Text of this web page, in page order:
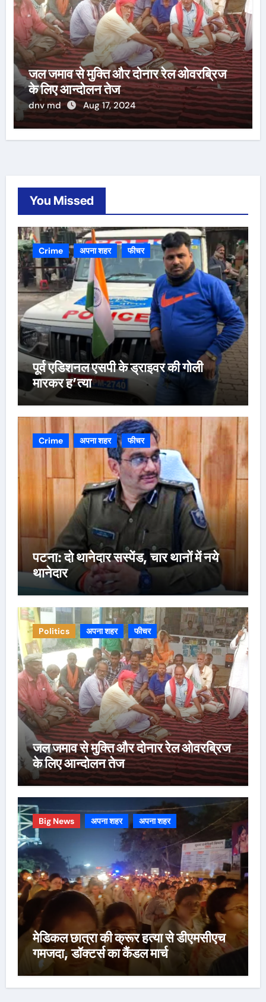
जल जमाव से मुक्ति और दोनार रेल ओवरब्रिज
के लिए आन्दोलन तेज
dnv md Aug 17, 2024
You Missed
Crime अपना शहर फीचर
पूर्व एडिशनल एसपी के ड्राइवर की गोली
मारकर ह’त्या
Crime अपना शहर फीचर
पटना: दो थानेदार सस्पेंड, चार थानों में नये
थानेदार
Politics अपना शहर फीचर
जल जमाव से मुक्ति और दोनार रेल ओवरब्रिज
के लिए आन्दोलन तेज
Big News अपना शहर अपना शहर
मेडिकल छात्रा की क्रूर हत्या से डीएमसीएच
गमजदा, डॉक्टर्स का कैंडल मार्च